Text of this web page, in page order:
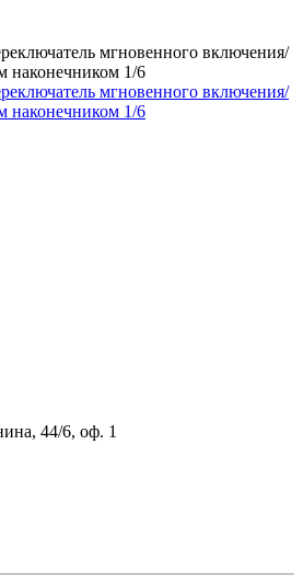
44/6, оф. 1